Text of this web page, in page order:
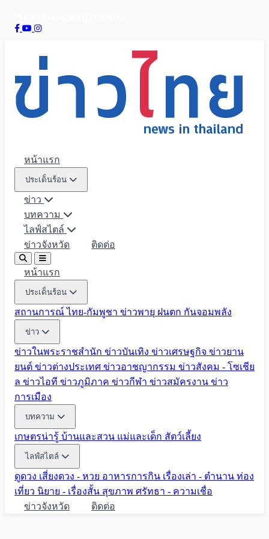
หน้าแรก
ประเด็นร้อน
ข่าว
บทความ
ไลฟ์สไตล์
ข่าวจังหวัด
ติดต่อ
หน้าแรก
ประเด็นร้อน
สถานการณ์ ไทย-กัมพูชา ข่าวพายุ ฝนตก กันจอมพลัง
ข่าว
ข่าวในพระราชสำนัก ข่าวบันเทิง ข่าวเศรษฐกิจ ข่าวยาน
ยนต์ ข่าวต่างประเทศ ข่าวอาชญากรรม ข่าวสังคม - โซเชีย
ล ข่าวไอที ข่าวภูมิภาค ข่าวกีฬา ข่าวสมัครงาน ข่าว
การเมือง
บทความ
เกษตรน่ารู้ บ้านและสวน แม่และเด็ก สัตว์เลี้ยง
ไลฟ์สไตล์
ดูดวง เสี่ยงดวง - หวย อาหารการกิน เรื่องเล่า - ตำนาน ท่อง
เที่ยว นิยาย - เรื่องสั้น สุขภาพ ศรัทธา - ความเชื่อ
ข่าวจังหวัด
ติดต่อ